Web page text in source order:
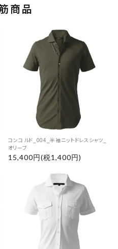
商品
コンコルド_004_半袖ニットドレスシャツ_
オリーブ
15,400円(税1,400円)